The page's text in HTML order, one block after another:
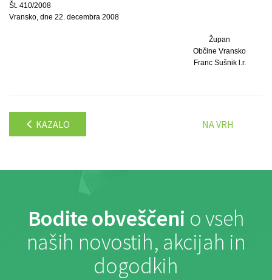
Št. 410/2008
Vransko, dne 22. decembra 2008
Župan
Občine Vransko
Franc Sušnik l.r.
KAZALO NA VRH
Bodite obveščeni o vseh
naših novostih, akcijah in
dogodkih